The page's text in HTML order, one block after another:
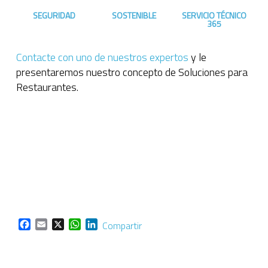
SEGURIDAD
SOSTENIBLE SERVICIO TÉCNICO
365
Contacte con uno de nuestros expertosy le
presentaremos nuestro concepto de Soluciones para
Restaurantes.
Facebook
EmailX WhatsApp
LinkedIn
Compartir